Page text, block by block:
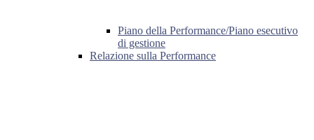
Piano della Performance/Piano esecutivo
di gestione
Relazione sulla Performance